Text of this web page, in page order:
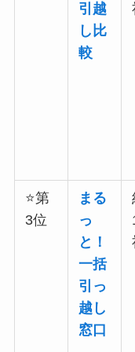
引越
し比
較
⭐第
3位
まる
っ
と！
一括
引っ
越し
窓口